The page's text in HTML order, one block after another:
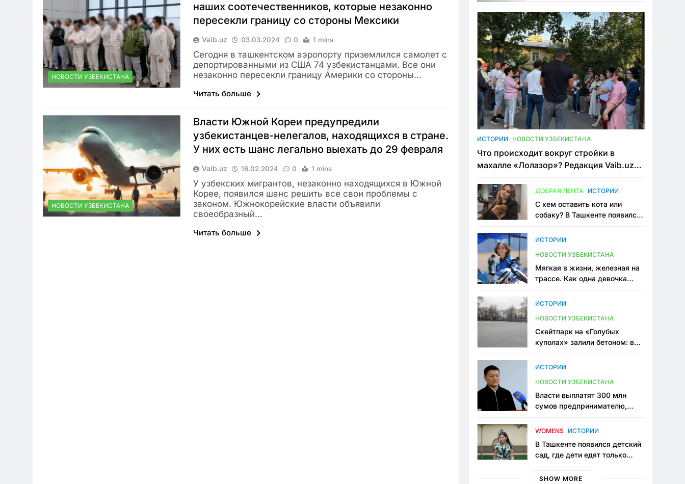
НОВОСТИ УЗБЕКИСТАНА
наших соотечественников, которые незаконно
пересекли границу со стороны Мексики
Vaib.uz 03.03.2024 0 1 mins
Сегодня в ташкентском аэропорту приземлился самолет с
депортированными из США 74 узбекистанцами. Все они
незаконно пересекли границу Америки со стороны…
Читать больше
НОВОСТИ УЗБЕКИСТАНА
Власти Южной Кореи предупредили
узбекистанцев-нелегалов, находящихся в стране.
У них есть шанс легально выехать до 29 февраля
Vaib.uz 16.02.2024 0 1 mins
У узбекских мигрантов, незаконно находящихся в Южной
Корее, появился шанс решить все свои проблемы с
законом. Южнокорейские власти объявили
своеобразный…
Читать больше
ИСТОРИИ НОВОСТИ УЗБЕКИСТАНА
Что происходит вокруг стройки в
махалле «Лолазор»? Редакция Vaib.uz
конфликта
ДОБРАЯ ЛЕНТА ИСТОРИИ
С кем оставить кота или
собаку? В Ташкенте появился
ИСТОРИИ
НОВОСТИ УЗБЕКИСТАНА
Мягкая в жизни, железная на
трассе. Как одна девочка
Узбекистане
ИСТОРИИ
НОВОСТИ УЗБЕКИСТАНА
Скейтпарк на «Голубых
куполах» залили бетоном: в
одно общественное
ИСТОРИИ
НОВОСТИ УЗБЕКИСТАНА
Власти выплатят 300 млн
сумов предпринимателю,
тюрьме по незаконному
WOMENS ИСТОРИИ
В Ташкенте появился детский
сад, где дети едят только
мама, которая устала просить
SHOW MORE